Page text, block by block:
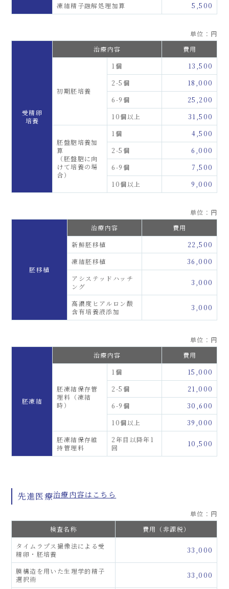
凍結精子融解処理加算
5,500
単位：円
受精卵
培養
治療内容 費用
初期胚培養
1個
13,500
2-5個
18,000
6-9個
25,200
10個以上
31,500
胚盤胞培養加
算
（胚盤胞に向
けて培養の場
合）
1個
4,500
2-5個
6,000
6-9個
7,500
10個以上
9,000
単位：円
胚移植
治療内容
費用
新鮮胚移植
22,500
凍結胚移植
36,000
アシステッドハッチ
ング
3,000
高濃度ヒアルロン酸
含有培養液添加
3,000
単位：円
胚凍結
治療内容 費用
胚凍結保存管
理料（凍結
時）
1個
15,000
2-5個
21,000
6-9個
30,600
10個以上
39,000
胚凍結保存維
持管理料
2年目以降年1
回
10,500
先進医療治療内容はこちら
単位：円
検査名称
費用（非課税）
タイムラプス撮像法による受
精卵・胚培養
33,000
膜構造を用いた生理学的精子
選択術
33,000